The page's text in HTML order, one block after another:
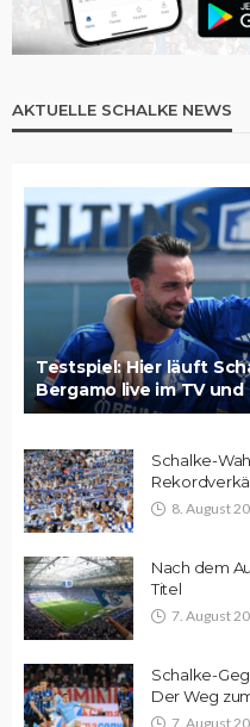
AKTUELLE SCHALKE NEWS
Testspiel: Hier läuft
Bergamo live im TV und
Schalke-
8. August
Nach dem
Titel
7. August
Schalke-
Der Weg
7. August